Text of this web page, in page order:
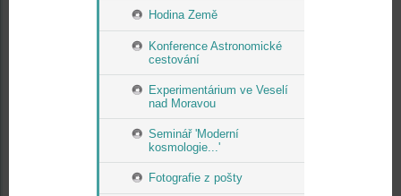
Hodina Země
Konference Astronomické
cestování
Experimentárium ve Veselí
nad Moravou
Seminář 'Moderní
kosmologie...'
Fotografie z pošty